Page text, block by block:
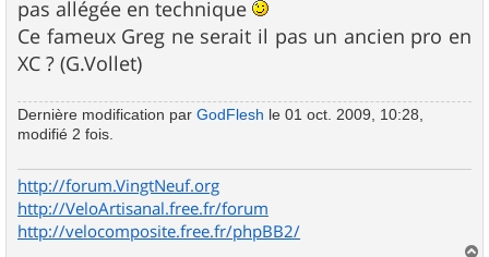
pas allégée en technique
Ce fameux Greg ne serait il pas un ancien pro en
XC ? (G.Vollet)
Dernière modification par GodFlesh le 01 oct. 2009, 10:28,
modifié 2 fois.
http://forum.VingtNeuf.org
http://VeloArtisanal.free.fr/forum
http://velocomposite.free.fr/phpBB2/